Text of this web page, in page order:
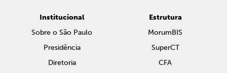
Institucional
Sobre o São Paulo
Presidência
Diretoria
Estrutura
MorumBIS
SuperCT
CFA